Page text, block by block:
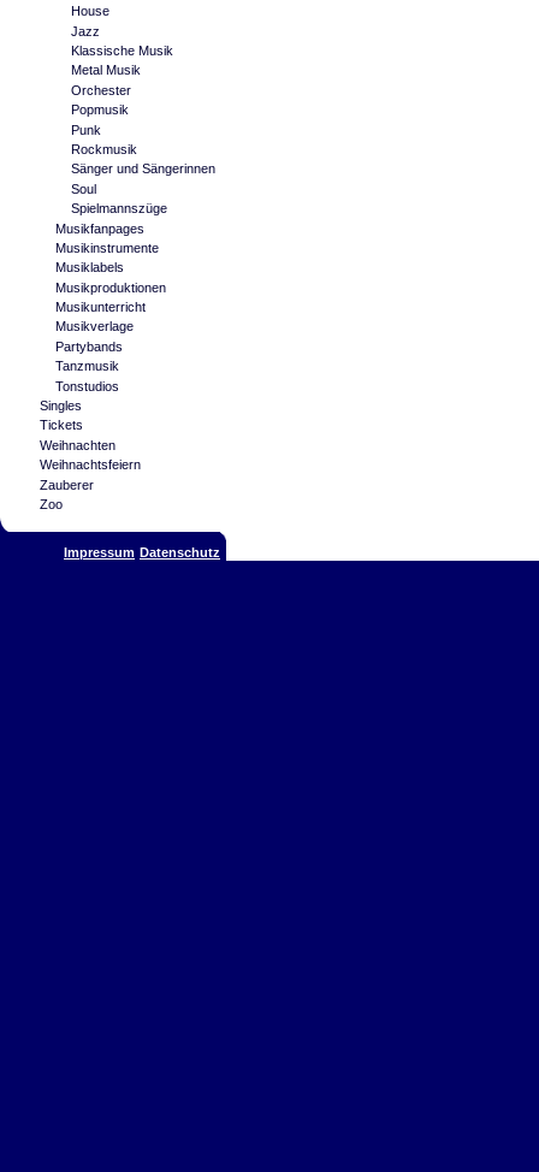
House
Jazz
Klassische Musik
Metal Musik
Orchester
Popmusik
Punk
Rockmusik
Sänger und Sängerinnen
Soul
Spielmannszüge
Musikfanpages
Musikinstrumente
Musiklabels
Musikproduktionen
Musikunterricht
Musikverlage
Partybands
Tanzmusik
Tonstudios
Singles
Tickets
Weihnachten
Weihnachtsfeiern
Zauberer
Zoo
Impressum Datenschutz